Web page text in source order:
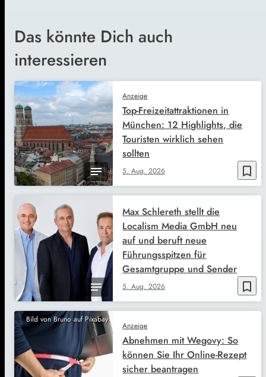
Das könnte Dich auch
interessieren
bookmark_border
Anzeige
5. Aug. 2026
Top-Freizeitattraktionen in
München: 12 Highlights, die
Touristen wirklich sehen
sollten
bookmark_border
5. Aug. 2026
Max Schlereth stellt die
Localism Media GmbH neu
auf und beruft neue
Führungsspitzen für
Gesamtgruppe und Sender
Bild von Bruno auf Pixabay
Anzeige
Abnehmen mit Wegovy: So
können Sie Ihr Online-Rezept
sicher beantragen